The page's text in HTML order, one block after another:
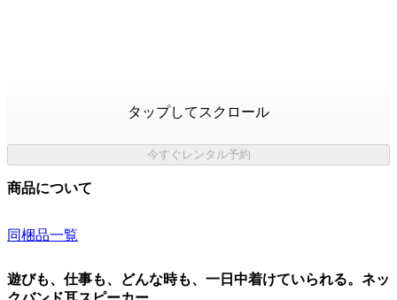
タップしてスクロール
今すぐレンタル予約
商品について
同梱品一覧
遊びも、仕事も、どんな時も、一日中着けていられる。ネッ